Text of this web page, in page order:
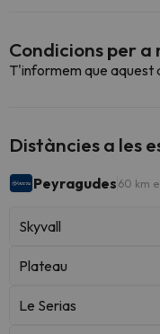
Condicions per a
T'informem que aquest
Distàncies a les
Peyragudes 60 km
Skyvall
Plateau
Le Serias